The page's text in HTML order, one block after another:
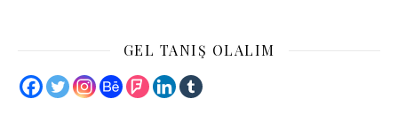
GEL TANIŞ OLALIM